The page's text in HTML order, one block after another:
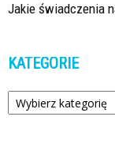
Jakie świadczenia
KATEGORIE
Kategorie